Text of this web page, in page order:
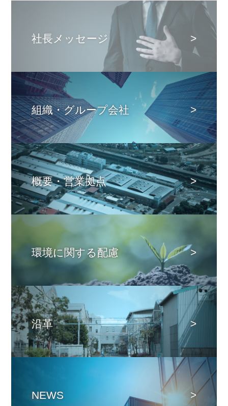
社長メッセージ
組織・グループ会社
概要・営業拠点
環境に関する配慮
沿革
NEWS